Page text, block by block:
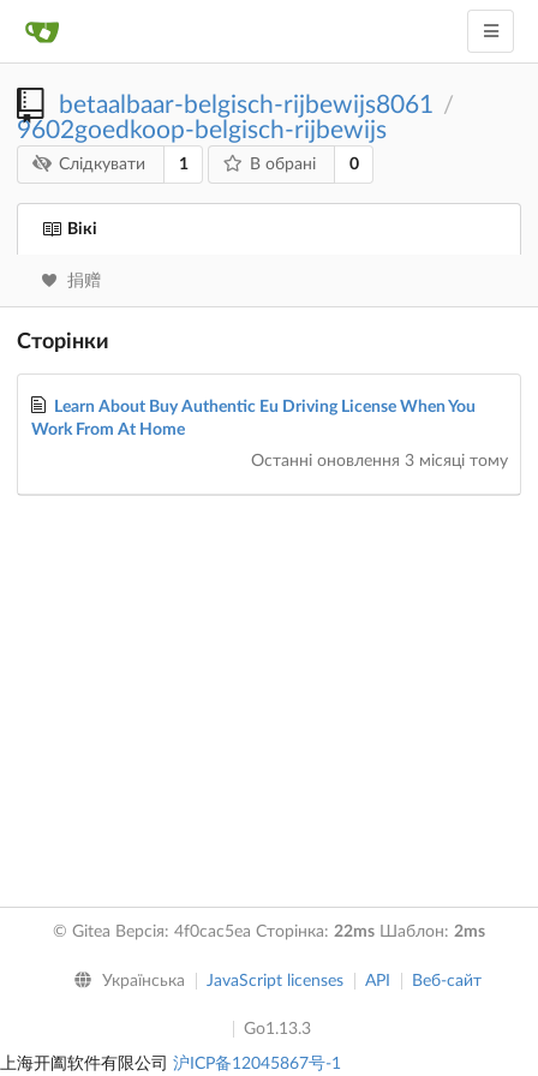
betaalbaar-belgisch-rijbewijs8061 /
9602goedkoop-belgisch-rijbewijs
Слідкувати 1 В обрані 0
Вікі
捐赠
Сторінки
Learn About Buy Authentic Eu Driving License When You
Work From At Home
Останні оновлення 3 місяці тому
© Gitea Версія: 4f0cac5ea Сторінка: 22ms Шаблон: 2ms
Українська JavaScript licenses API Веб-сайт
Go1.13.3
上海开阖软件有限公司 沪ICP备12045867号-1